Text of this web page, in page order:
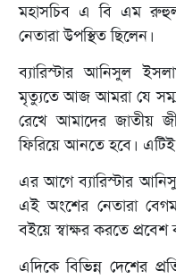
মহাসচিব এ বি এম রুহুল
নেতারা উপস্থিত ছিলেন।
ব্যারিস্টার আনিসুল
মৃত্যুতে আজ আমরা যে
রেখে আমাদের জাতীয়
ফিরিয়ে আনতে হবে।
এর আগে ব্যারিস্টার
এই অংশের নেতারা
বইয়ে স্বাক্ষর করতে প্রবেশ
এদিকে বিভিন্ন দেশের